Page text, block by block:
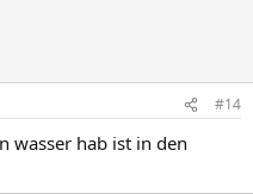
#14
wasser hab ist in den